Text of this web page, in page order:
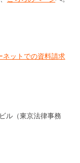
ネットでの資料請求
ル（東京法律事務